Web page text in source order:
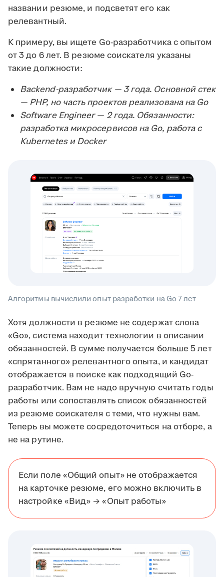
названии резюме, и подсветят его как
релевантный.
К примеру, вы ищете Go-разработчика с опытом
от 3 до 6 лет. В резюме соискателя указаны
такие должности:
Backend-разработчик — 3 года. Основной стек
— PHP, но часть проектов реализована на Go
Software Engineer — 2 года. Обязанности:
разработка микросервисов на Go, работа с
Kubernetes и Docker
Алгоритмы вычислили опыт разработки на Go 7 лет
Хотя должности в резюме не содержат слова
«Go», система находит технологии в описании
обязанностей. В сумме получается больше 5 лет
«спрятанного» релевантного опыта, и кандидат
отображается в поиске как подходящий Go-
разработчик. Вам не надо вручную считать годы
работы или сопоставлять список обязанностей
из резюме соискателя с теми, что нужны вам.
Теперь вы можете сосредоточиться на отборе, а
не на рутине.
Если поле «Общий опыт» не отображается
на карточке резюме, его можно включить в
настройке «Вид» → «Опыт работы»